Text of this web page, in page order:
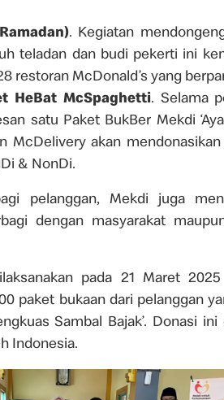
. Kegiatan
teladan dan budi pekerti ini
restoran McDonald’s yang
HeBat McSpaghetti. Selama
satu Paket BukBer Mekdi
McDelivery akan
& NonDi.
pelanggan, Mekdi juga
dengan masyarakat
pada 21 Maret
paket bukaan dari pelanggan
Sambal Bajak’. Donasi
Indonesia.